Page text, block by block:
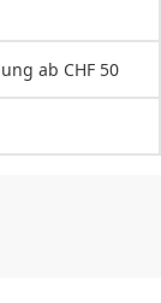
ab CHF 50